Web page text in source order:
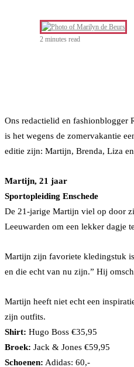
2 minutes read
Facebook
Twitter
LinkedIn
Tumblr
Pinterest
Reddit
WhatsApp
Ons redactielid en fashionblogger
is het wegens de zomervakantie
editie zijn: Martijn, Brenda, Liza
Martijn, 21 jaar
Sportopleiding Enschede
De 21-jarige Martijn viel op door
Leeuwarden om een lekker dagje
Martijn zijn favoriete kledingstuk
en die echt van nu zijn.” Hij
Martijn heeft niet echt een
zijn outfits.
Shirt: Hugo Boss €35,95
Broek: Jack & Jones €59,95
Schoenen: Adidas: 60,-